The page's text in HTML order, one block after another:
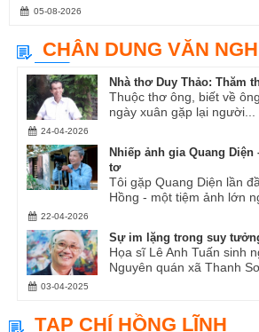
05-08-2026
CHÂN DUNG VĂN
Nhà thơ Duy Thảo: Thăm
Thuộc thơ ông, biết về
ngày xuân gặp lại người...
24-04-2026
Nhiếp ảnh gia Quang Diện
tơ
Tôi gặp Quang Diện lần
Hồng - một tiệm ảnh lớn
22-04-2026
Sự im lặng trong suy
Họa sĩ Lê Anh Tuấn sinh
Nguyên quán xã Thanh
03-04-2025
TẠP CHÍ HỒNG LĨNH